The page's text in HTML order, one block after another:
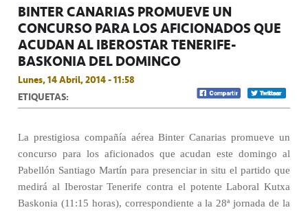
BINTER CANARIAS PROMUEVE UN
CONCURSO PARA LOS AFICIONADOS QUE
ACUDAN AL IBEROSTAR TENERIFE-
BASKONIA DEL DOMINGO
Lunes, 14 Abril, 2014 - 11:58
ETIQUETAS:
La prestigiosa compañía aérea Binter Canarias promueve un
concurso para los aficionados que acudan este domingo al
Pabellón Santiago Martín para presenciar in situ el partido que
medirá al Iberostar Tenerife contra el potente Laboral Kutxa
Baskonia (11:15 horas), correspondiente a la 28ª jornada de la